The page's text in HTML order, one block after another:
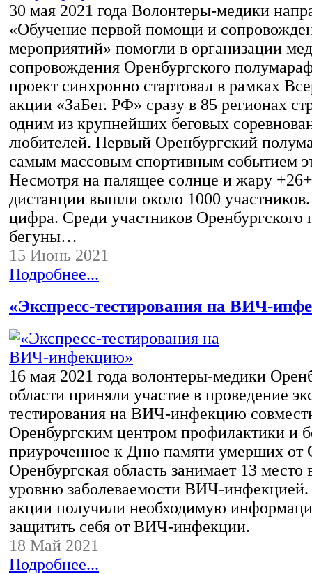
30 мая 2021 года Волонтеры-медики
«Обучение первой помощи и
мероприятий» помогли в организации
сопровождения Оренбургского
проект синхронно стартовал в рамках
акции «ЗаБег. РФ» сразу в 85 регионах
одним из крупнейших беговых
любителей. Первый Оренбургский
самым массовым спортивным событием
Несмотря на палящее солнце и жару
дистанции вышли около 1000
цифра. Среди участников Оренбургского
бегуны…
15 Июнь 2021
Подробнее...
«Экспресс-тестирования на ВИЧ-
16 мая 2021 года волонтеры-медики
области приняли участие в проведение
тестирования на ВИЧ-инфекцию
Оренбургским центром профилактики и
приуроченное к Дню памяти умерших
Оренбургская область занимает 13 место
уровню заболеваемости ВИЧ-
акции получили необходимую
защитить себя от ВИЧ-инфекции.
18 Май 2021
Подробнее...